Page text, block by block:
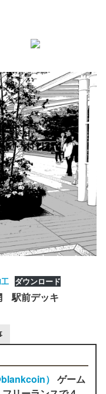
ダウンロード
駅前デッキ
） ゲーム